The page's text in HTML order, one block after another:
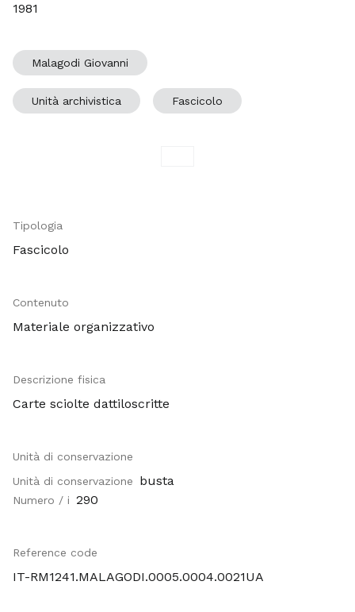
1981
Malagodi Giovanni
Unità archivistica Fascicolo
Tipologia
Fascicolo
Contenuto
Materiale organizzativo
Descrizione fisica
Carte sciolte dattiloscritte
Unità di conservazione
Unità di conservazione
busta
Numero / i 290
Reference code
IT-RM1241.MALAGODI.0005.0004.0021UA